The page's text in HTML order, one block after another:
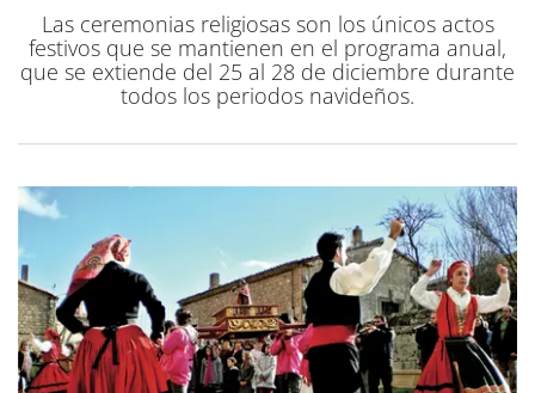
Las ceremonias religiosas son los únicos actos
festivos que se mantienen en el programa anual,
que se extiende del 25 al 28 de diciembre durante
todos los periodos navideños.